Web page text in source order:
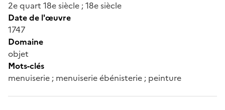
2e quart 18e siècle ; 18e siècle
Date de l'œuvre
1747
Domaine
objet
Mots-clés
menuiserie ; menuiserie ébénisterie ; peinture